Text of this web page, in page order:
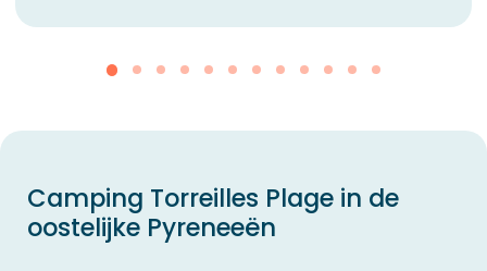
Camping Torreilles Plage in de
oostelijke Pyreneeën